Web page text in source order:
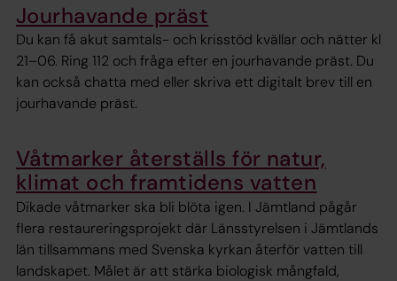
Jourhavande präst
Du kan få akut samtals- och krisstöd kvällar och nätter kl
21–06. Ring 112 och fråga efter en jourhavande präst. Du
kan också chatta med eller skriva ett digitalt brev till en
jourhavande präst.
Våtmarker återställs för natur,
klimat och framtidens vatten
Dikade våtmarker ska bli blöta igen. I Jämtland pågår
flera restaureringsprojekt där Länsstyrelsen i Jämtlands
län tillsammans med Svenska kyrkan återför vatten till
landskapet. Målet är att stärka biologisk mångfald,